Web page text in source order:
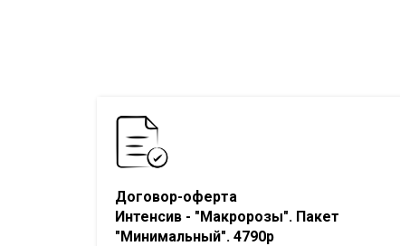
Договор-оферта
Интенсив - "Макророзы". Пакет
"Минимальный". 4790р